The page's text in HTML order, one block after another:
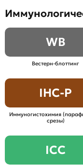
WB
Вестерн-блоттинг
IHC-P
Иммуногистохимия
срезы)
ICC